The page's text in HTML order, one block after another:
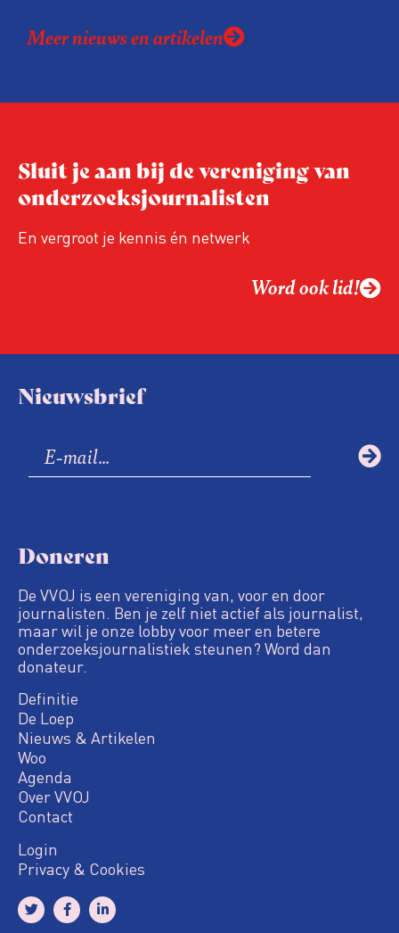
Meer nieuws en artikelen
Sluit je aan bij de vereniging van
onderzoeksjournalisten
En vergroot je kennis én netwerk
Word ook lid!
Nieuwsbrief
Doneren
De VVOJ is een vereniging van, voor en door
journalisten. Ben je zelf niet actief als journalist,
maar wil je onze lobby voor meer en betere
onderzoeksjournalistiek steunen? Word dan
donateur.
Definitie
De Loep
Nieuws & Artikelen
Woo
Agenda
Over VVOJ
Contact
Login
Privacy & Cookies